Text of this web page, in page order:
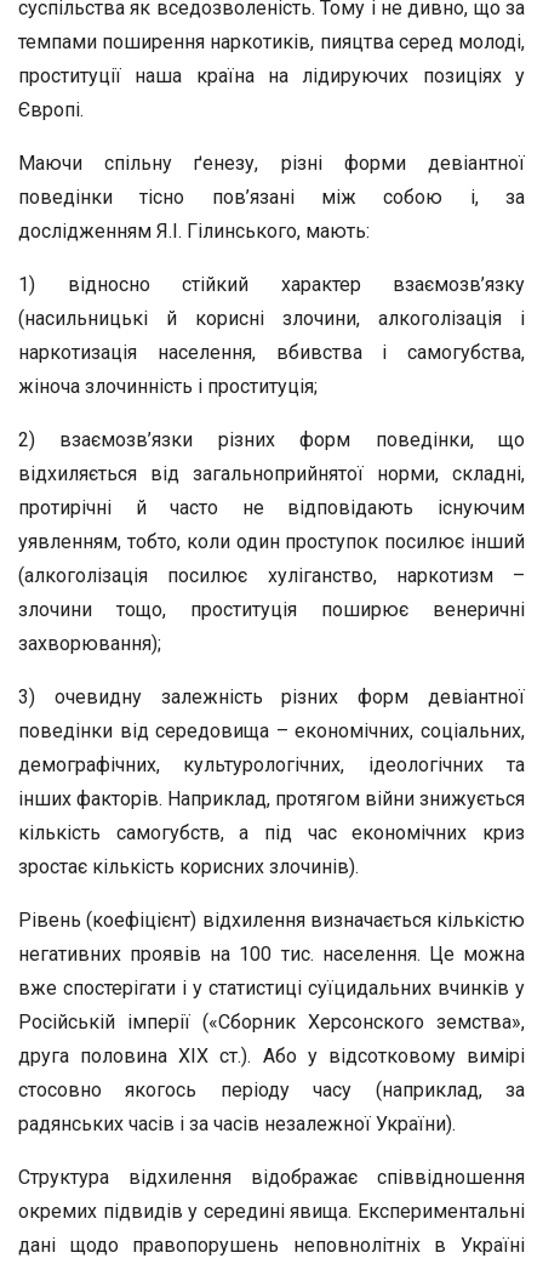
суспільства як вседозволеність. Тому і не дивно, що за
темпами поширення наркотиків, пияцтва серед молоді,
проституції наша країна на лідируючих позиціях у
Європі.
Маючи спільну ґенезу, різні форми девіантної
поведінки тісно пов’язані між собою і, за
дослідженням Я.І. Гілинського, мають:
1) відносно стійкий характер взаємозв’язку
(насильницькі й корисні злочини, алкоголізація і
наркотизація населення, вбивства і самогубства,
жіноча злочинність і проституція;
2) взаємозв’язки різних форм поведінки, що
відхиляється від загальноприйнятої норми, складні,
протирічні й часто не відповідають існуючим
уявленням, тобто, коли один проступок посилює інший
(алкоголізація посилює хуліганство, наркотизм –
злочини тощо, проституція поширює венеричні
захворювання);
3) очевидну залежність різних форм девіантної
поведінки від середовища – економічних, соціальних,
демографічних, культурологічних, ідеологічних та
інших факторів. Наприклад, протягом війни знижується
кількість самогубств, а під час економічних криз
зростає кількість корисних злочинів).
Рівень (коефіцієнт) відхилення визначається кількістю
негативних проявів на 100 тис. населення. Це можна
вже спостерігати і у статистиці суїцидальних вчинків у
Російській імперії («Сборник Херсонского земства»,
друга половина XIX ст.). Або у відсотковому вимірі
стосовно якогось періоду часу (наприклад, за
радянських часів і за часів незалежної України).
Структура відхилення відображає співвідношення
окремих підвидів у середині явища. Експериментальні
дані щодо правопорушень неповнолітніх в Україні